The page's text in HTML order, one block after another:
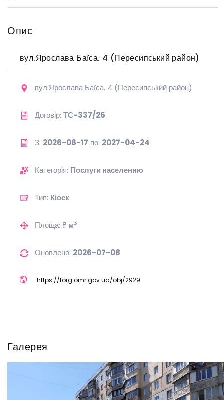
Опис
вул.Ярослава Баїса. 4 (Пересипський район)
вул.Ярослава Баїса. 4 (Пересипський район)
Договір: ТС-337/26
З: 2026-06-17 по: 2027-04-24
Категорія: Послуги населенню
Тип: Кіоск
Площа: ? м²
Оновлено: 2026-07-08
https://torg.omr.gov.ua/obj/2929
Галерея